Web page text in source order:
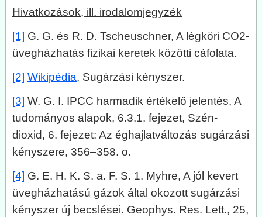
Hivatkozások, ill. irodalomjegyzék
[1] G. G. és R. D. Tscheuschner, A légköri CO2-
üvegházhatás fizikai keretek közötti cáfolata.
[2] Wikipédia, Sugárzási kényszer.
[3] W. G. I. IPCC harmadik értékelő jelentés, A
tudományos alapok, 6.3.1. fejezet, Szén-
dioxid, 6. fejezet: Az éghajlatváltozás sugárzási
kényszere, 356–358. o.
[4] G. E. H. K. S. a. F. S. 1. Myhre, A jól kevert
üvegházhatású gázok által okozott sugárzási
kényszer új becslései. Geophys. Res. Lett., 25,